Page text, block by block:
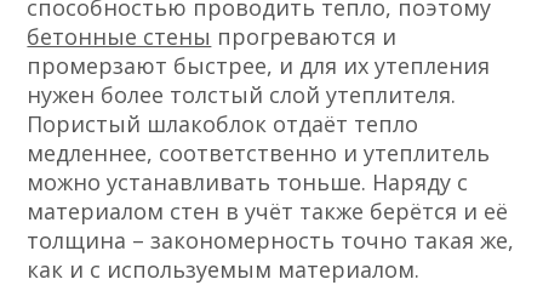
способностью проводить тепло, поэтому
бетонные стены прогреваются и
промерзают быстрее, и для их утепления
нужен более толстый слой утеплителя.
Пористый шлакоблок отдаёт тепло
медленнее, соответственно и утеплитель
можно устанавливать тоньше. Наряду с
материалом стен в учёт также берётся и её
толщина – закономерность точно такая же,
как и с используемым материалом.